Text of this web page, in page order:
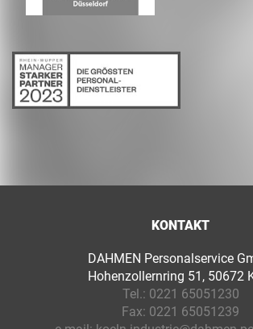
KONTAKT
DAHMEN Personalservice
Hohenzollernring 51, 50672
Tel.: 0221 65051230
Fax: 0221 65051239